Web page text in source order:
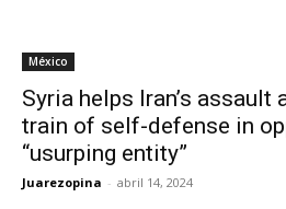
México
Syria helps Iran’s assault
train of self-defense in
“usurping entity”
Juarezopina - abril 14, 2024